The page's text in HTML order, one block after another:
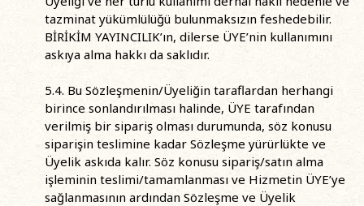
tazminat yükümlülüğü bulunmaksızın feshedebilir.
BİRİKİM YAYINCILIK’ın, dilerse ÜYE’nin kullanımını
askıya alma hakkı da saklıdır.
5.4. Bu Sözleşmenin/Üyeliğin taraflardan herhangi
birince sonlandırılması halinde, ÜYE tarafından
verilmiş bir sipariş olması durumunda, söz konusu
siparişin teslimine kadar Sözleşme yürürlükte ve
Üyelik askıda kalır. Söz konusu sipariş/satın alma
işleminin teslimi/tamamlanması ve Hizmetin ÜYE’ye
sağlanmasının ardından Sözleşme ve Üyelik